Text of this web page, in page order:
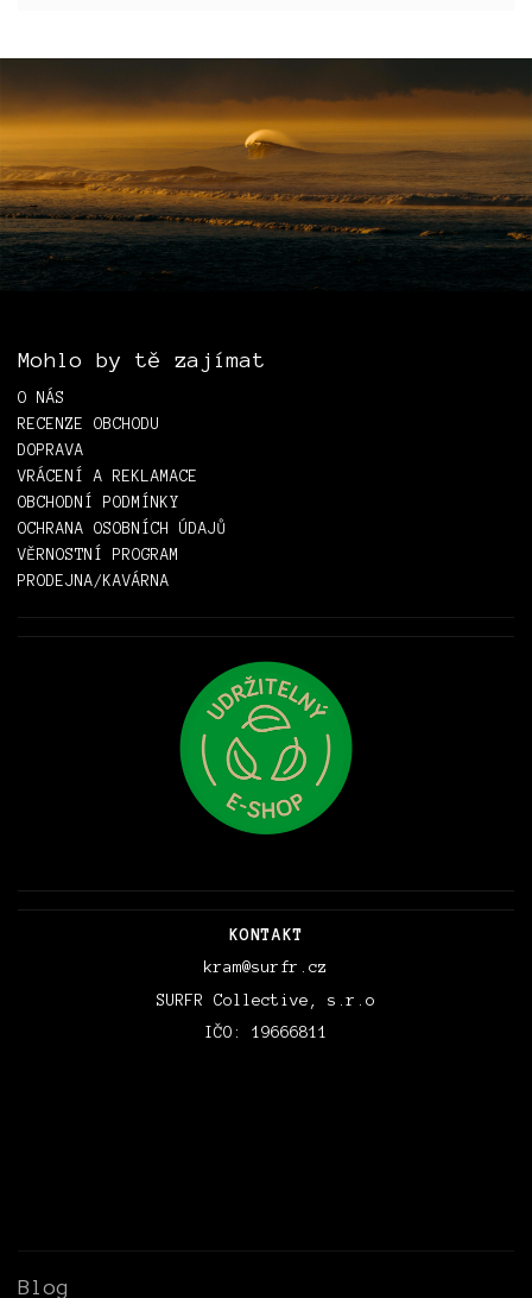
Mohlo by tě zajímat
O NÁS
RECENZE OBCHODU
DOPRAVA
VRÁCENÍ A REKLAMACE
OBCHODNÍ PODMÍNKY
OCHRANA OSOBNÍCH ÚDAJŮ
VĚRNOSTNÍ PROGRAM
PRODEJNA/KAVÁRNA
KONTAKT
kram@surfr.cz
SURFR Collective, s.r.o
IČO: 19666811
Blog